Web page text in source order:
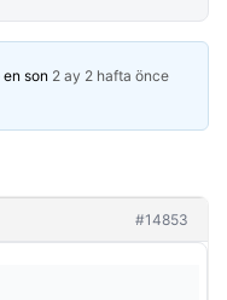
son 2 ay 2 hafta önce
#14853